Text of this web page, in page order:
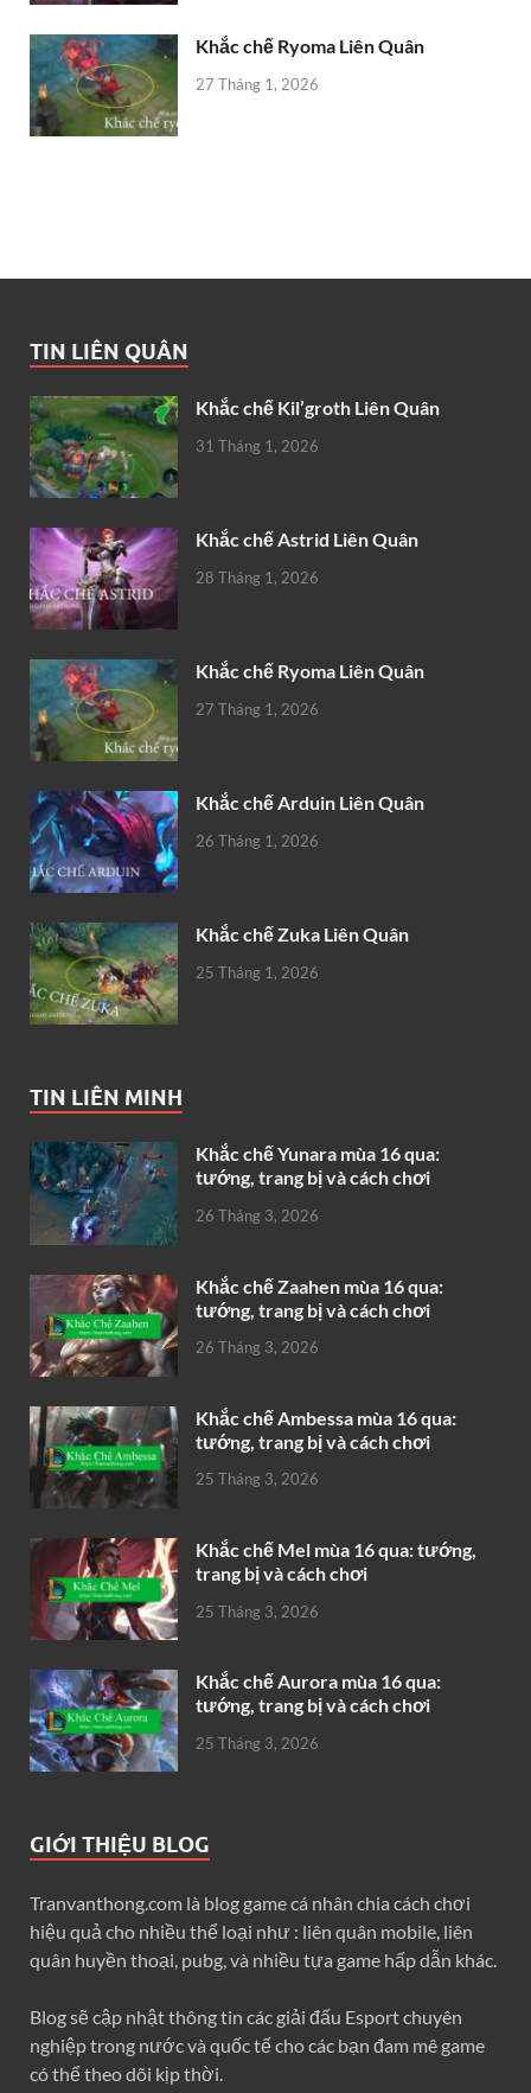
Khắc chế Ryoma Liên Quân
27 Tháng 1, 2026
TIN LIÊN QUÂN
Khắc chế Kil’groth Liên Quân
31 Tháng 1, 2026
Khắc chế Astrid Liên Quân
28 Tháng 1, 2026
Khắc chế Ryoma Liên Quân
27 Tháng 1, 2026
Khắc chế Arduin Liên Quân
26 Tháng 1, 2026
Khắc chế Zuka Liên Quân
25 Tháng 1, 2026
TIN LIÊN MINH
Khắc chế Yunara mùa 16 qua:
tướng, trang bị và cách chơi
26 Tháng 3, 2026
Khắc chế Zaahen mùa 16 qua:
tướng, trang bị và cách chơi
26 Tháng 3, 2026
Khắc chế Ambessa mùa 16 qua:
tướng, trang bị và cách chơi
25 Tháng 3, 2026
Khắc chế Mel mùa 16 qua: tướng,
trang bị và cách chơi
25 Tháng 3, 2026
Khắc chế Aurora mùa 16 qua:
tướng, trang bị và cách chơi
25 Tháng 3, 2026
GIỚI THIỆU BLOG
Tranvanthong.com là blog game cá nhân chia cách chơi
hiệu quả cho nhiều thể loại như : liên quân mobile, liên
quân huyền thoại, pubg, và nhiều tựa game hấp dẫn khác.
Blog sẽ cập nhật thông tin các giải đấu Esport chuyên
nghiệp trong nước và quốc tế cho các bạn đam mê game
có thể theo dõi kịp thời.